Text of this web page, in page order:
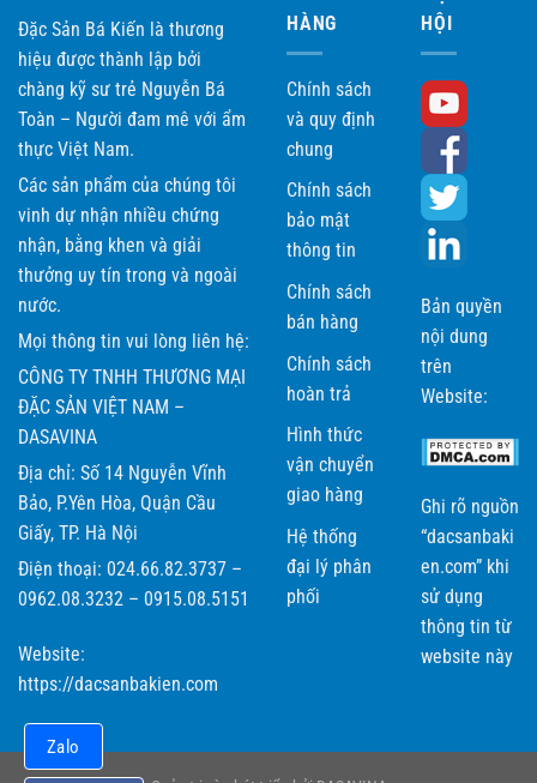
Đặc Sản Bá Kiến là thương
hiệu được thành lập bởi
chàng kỹ sư trẻ Nguyễn Bá
Toàn – Người đam mê với ẩm
thực Việt Nam.
Các sản phẩm của chúng tôi
vinh dự nhận nhiều chứng
nhận, bằng khen và giải
thưởng uy tín trong và ngoài
nước.
Mọi thông tin vui lòng liên hệ:
CÔNG TY TNHH THƯƠNG MẠI
ĐẶC SẢN VIỆT NAM –
DASAVINA
Địa chỉ: Số 14 Nguyễn Vĩnh
Bảo, P.Yên Hòa, Quận Cầu
Giấy, TP. Hà Nội
Điện thoại: 024.66.82.3737 –
0962.08.3232 – 0915.08.5151
Website:
https://dacsanbakien.com
HÀNG
Chính sách
và quy định
chung
Chính sách
bảo mật
thông tin
Chính sách
bán hàng
Chính sách
hoàn trả
Hình thức
vận chuyển
giao hàng
Hệ thống
đại lý phân
phối
HỘI
Bản quyền
nội dung
trên
Website:
Ghi rõ nguồn
“dacsanbaki
en.com” khi
sử dụng
thông tin từ
website này
Zalo